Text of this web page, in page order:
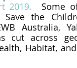
2019.
Some of
the
Australia,
cut across
Habitat,